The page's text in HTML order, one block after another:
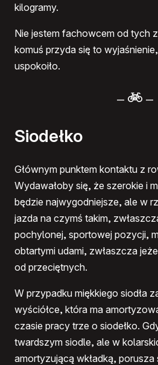
kilogramy.
Nie jestem fachowcem od tych
komuś przyda się to
uspokoiło.
– –
Siodełko
Głównym punktem kontaktu z
Wydawałoby się, że szerokie i
będzie najwygodniejsze, ale w
jazda na czymś takim,
pochylonej, sportowej pozycji,
obtartymi udami, zwłaszcza
od przeciętnych.
W przypadku miękkiego siodła
wyściółce, która ma
czasie pracy trze o siodełko.
twardszym siodle, ale w
amortyzującą wkładką, porusza